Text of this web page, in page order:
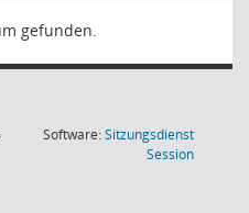
gefunden.
Software:Sitzungsdienst
Session(Wird in